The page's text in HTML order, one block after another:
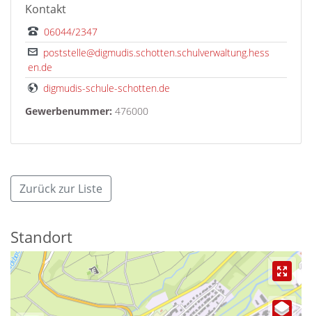
Kontakt
06044/2347
poststelle@digmudis.schotten.schulverwaltung.hess
en.de
digmudis-schule-schotten.de
Gewerbenummer: 476000
Zurück zur Liste
Standort